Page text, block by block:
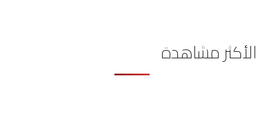
الأكثر مشاهدة